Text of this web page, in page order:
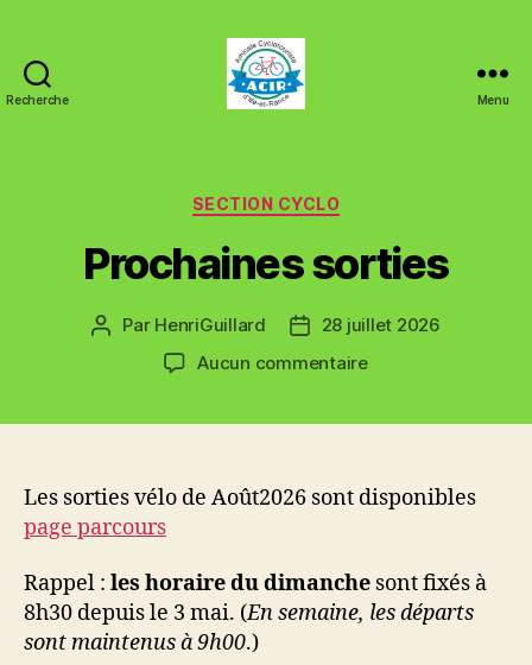
Recherche Menu
Catégories
SECTION CYCLO
Prochaines sorties
Auteur
Par HenriGuillard
Date28 juillet 2026
Aucun commentairesur
Les sorties vélo de Août2026 sont disponibles
page parcours
Rappel : les horaire du dimanche sont fixés à
8h30 depuis le 3 mai. (En semaine, les départs
sont maintenus à 9h00.)